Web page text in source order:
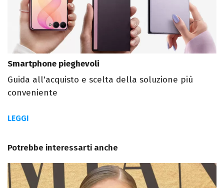
Smartphone pieghevoli
Guida all'acquisto e scelta della soluzione più
conveniente
LEGGI
Potrebbe interessarti anche